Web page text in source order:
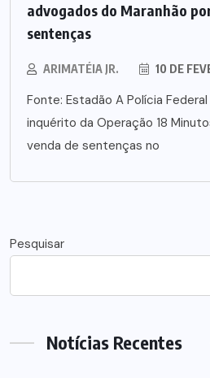
advogados do Maranhão
sentenças
ARIMATÉIA JR. 10 DE
Fonte: Estadão A Polícia
inquérito da Operação 18
venda de sentenças no
Pesquisar
Notícias Recentes